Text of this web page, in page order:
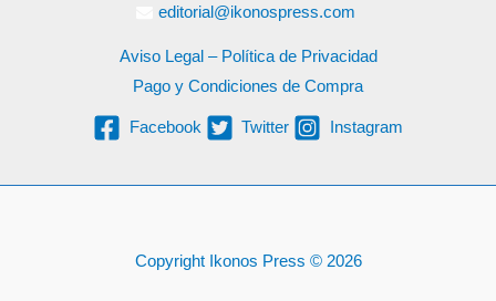
editorial@ikonospress.com
Aviso Legal – Política de Privacidad
Pago y Condiciones de Compra
Facebook Twitter Instagram
Copyright Ikonos Press © 2026